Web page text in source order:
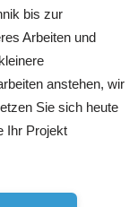
bis zur
Arbeiten und
anstehen, wir
Sie sich heute
Ihr Projekt